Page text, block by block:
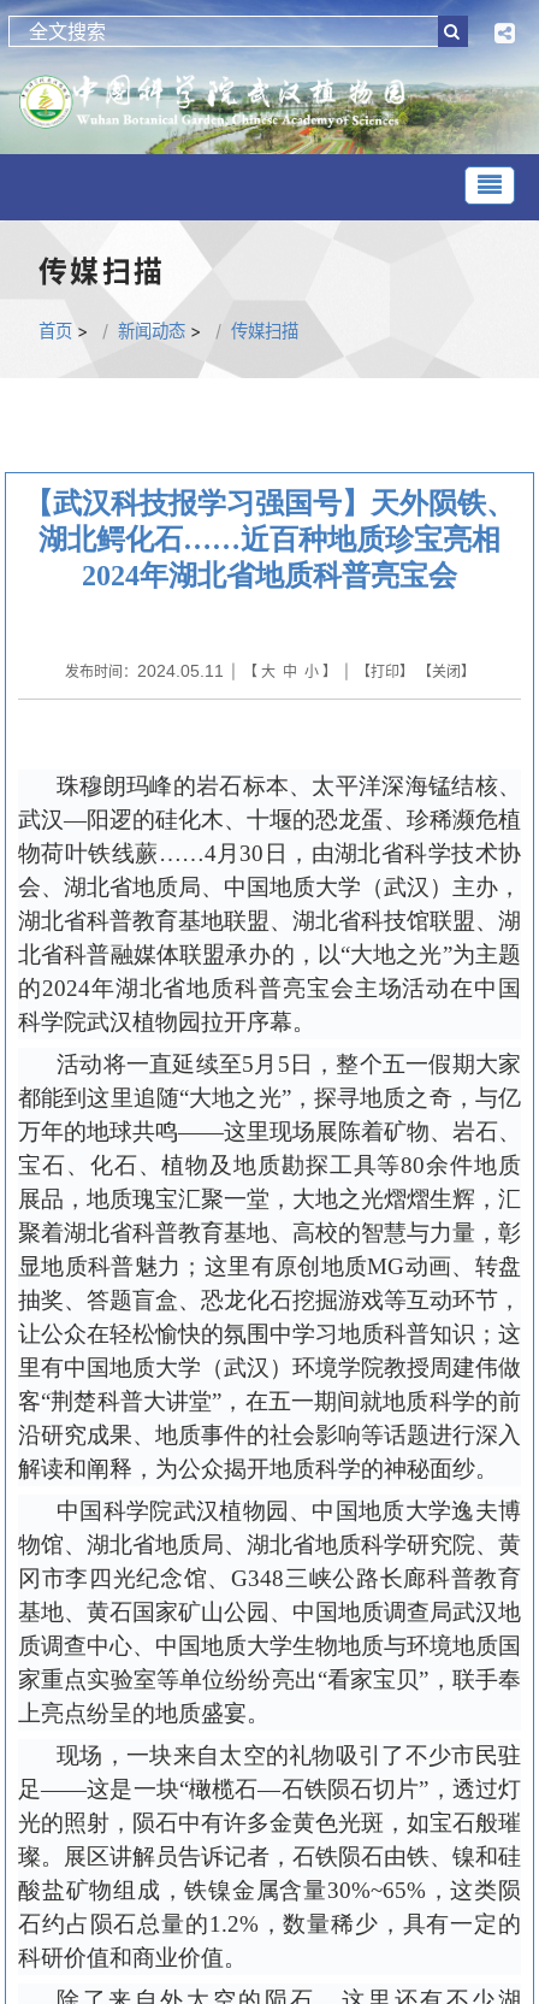
传媒扫描
首页 > 新闻动态 > 传媒扫描
【武汉科技报学习强国号】天外陨铁、
湖北鳄化石……近百种地质珍宝亮相
2024年湖北省地质科普亮宝会
发布时间： 2024.05.11 | 【 大 中 小】 | 【打印】 【关闭】
珠穆朗玛峰的岩石标本、太平洋深海锰结核、
武汉—阳逻的硅化木、十堰的恐龙蛋、珍稀濒危植
物荷叶铁线蕨……4月30日，由湖北省科学技术协
会、湖北省地质局、中国地质大学（武汉）主办，
湖北省科普教育基地联盟、湖北省科技馆联盟、湖
北省科普融媒体联盟承办的，以“大地之光”为主题
的2024年湖北省地质科普亮宝会主场活动在中国
科学院武汉植物园拉开序幕。
活动将一直延续至5月5日，整个五一假期大家
都能到这里追随“大地之光”，探寻地质之奇，与亿
万年的地球共鸣——这里现场展陈着矿物、岩石、
宝石、化石、植物及地质勘探工具等80余件地质
展品，地质瑰宝汇聚一堂，大地之光熠熠生辉，汇
聚着湖北省科普教育基地、高校的智慧与力量，彰
显地质科普魅力；这里有原创地质MG动画、转盘
抽奖、答题盲盒、恐龙化石挖掘游戏等互动环节，
让公众在轻松愉快的氛围中学习地质科普知识；这
里有中国地质大学（武汉）环境学院教授周建伟做
客“荆楚科普大讲堂”，在五一期间就地质科学的前
沿研究成果、地质事件的社会影响等话题进行深入
解读和阐释，为公众揭开地质科学的神秘面纱。
中国科学院武汉植物园、中国地质大学逸夫博
物馆、湖北省地质局、湖北省地质科学研究院、黄
冈市李四光纪念馆、G348三峡公路长廊科普教育
基地、黄石国家矿山公园、中国地质调查局武汉地
质调查中心、中国地质大学生物地质与环境地质国
家重点实验室等单位纷纷亮出“看家宝贝”，联手奉
上亮点纷呈的地质盛宴。
现场，一块来自太空的礼物吸引了不少市民驻
足——这是一块“橄榄石—石铁陨石切片”，透过灯
光的照射，陨石中有许多金黄色光斑，如宝石般璀
璨。展区讲解员告诉记者，石铁陨石由铁、镍和硅
酸盐矿物组成，铁镍金属含量30%~65%，这类陨
石约占陨石总量的1.2%，数量稀少，具有一定的
科研价值和商业价值。